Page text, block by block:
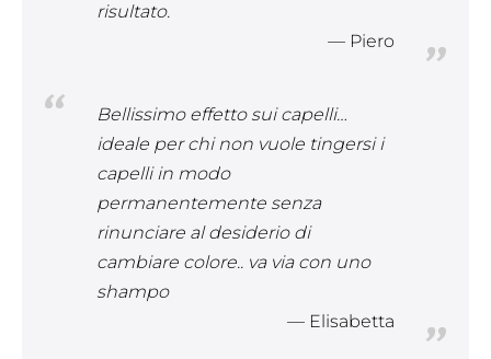
risultato.
Piero
Bellissimo effetto sui capelli…
ideale per chi non vuole tingersi i
capelli in modo
permanentemente senza
rinunciare al desiderio di
cambiare colore.. va via con uno
shampo
Elisabetta